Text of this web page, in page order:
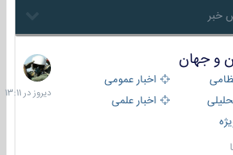
و جهان
اخبار عمومی
اخبار علمی
دیروز
در
13:11